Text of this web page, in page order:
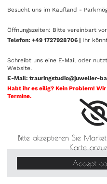
Besucht uns im Kaufland -
Öffnungszeiten: Bitte vereinbart
Telefon: +49 1727928706 | Ihr
Schreibt uns eine E-Mail oder
Website.
E-Mail: trauringstudio@juwelier-
Habt ihr es eilig? Kein Problem!
Termine.
Bitte akzeptieren Sie
Karte
Accept